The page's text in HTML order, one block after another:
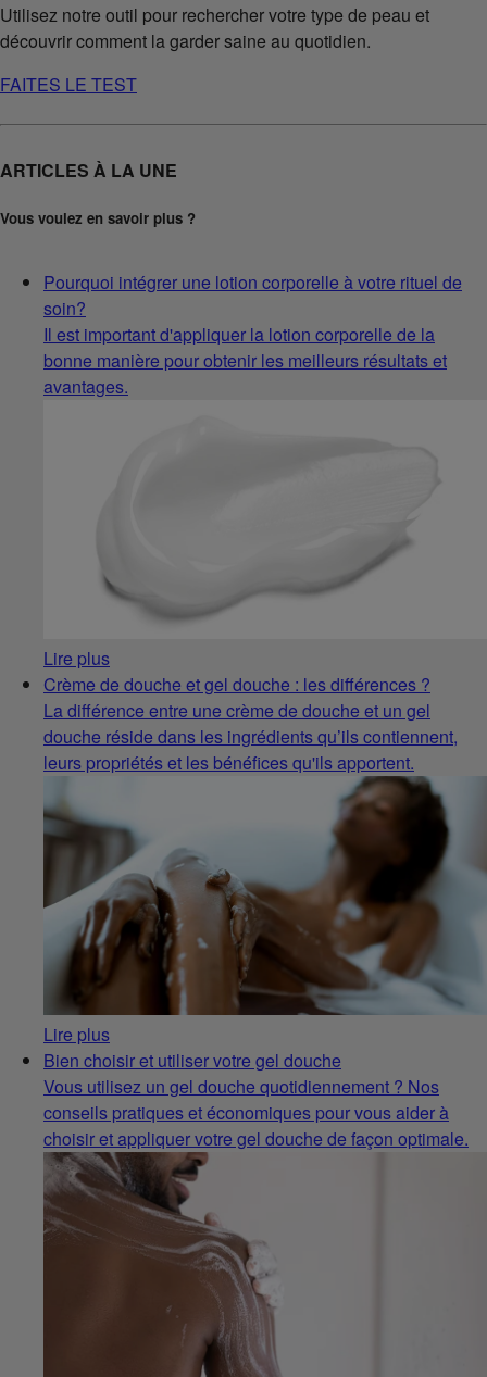
Utilisez notre outil pour rechercher votre type de peau et
découvrir comment la garder saine au quotidien.
FAITES LE TEST
ARTICLES À LA UNE
Vous voulez en savoir plus ?
Pourquoi intégrer une lotion corporelle à votre rituel de
soin?
Il est important d'appliquer la lotion corporelle de la
bonne manière pour obtenir les meilleurs résultats et
avantages.
Lire plus
Crème de douche et gel douche : les différences ?
La différence entre une crème de douche et un gel
douche réside dans les ingrédients qu’ils contiennent,
leurs propriétés et les bénéfices qu'ils apportent.
Lire plus
Bien choisir et utiliser votre gel douche
Vous utilisez un gel douche quotidiennement ? Nos
conseils pratiques et économiques pour vous aider à
choisir et appliquer votre gel douche de façon optimale.